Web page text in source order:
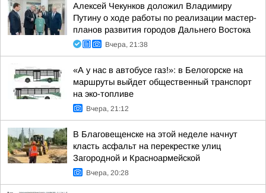
Алексей Чекунков доложил Владимиру
Путину о ходе работы по реализации мастер-
планов развития городов Дальнего Востока
Вчера, 21:38
«А у нас в автобусе газ!»: в Белогорске на
маршруты выйдет общественный транспорт
на эко-топливе
Вчера, 21:12
В Благовещенске на этой неделе начнут
класть асфальт на перекрестке улиц
Загородной и Красноармейской
Вчера, 20:28